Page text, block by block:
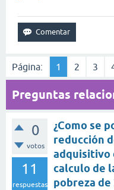
Página: 1 2 3
Preguntas
0
votos
11
respuestas
¿Como se
reducción
adquisitivo
calculo de
pobreza de